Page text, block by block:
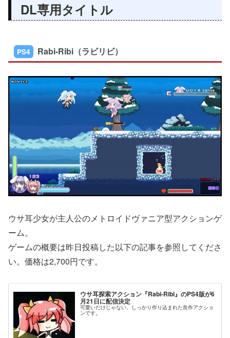
DL専用タイトル
PS4 Rabi-Ribi（ラビリビ）
ウサ耳少女が主人公のメトロイドヴァニア型アクションゲ
ーム。
ゲームの概要は昨日投稿した以下の記事を参照してくださ
い。価格は2,700円です。
ウサ耳探索アクション『Rabi-Ribi』のPS4版が6
月21日に配信決定
可愛いだけじゃない、しっかり作り込まれた良作アクショ
ンです。